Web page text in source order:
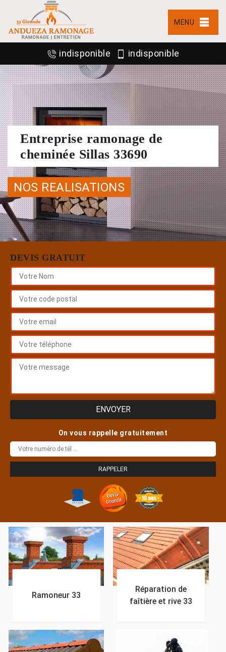
MENU
indisponible indisponible
Entreprise ramonage de
cheminée Sillas 33690
NOS REALISATIONS
DEVIS GRATUIT
On vous rappelle gratuitement
Ramoneur 33
Réparation de
faîtière et rive 33